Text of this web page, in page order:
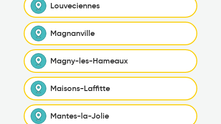
Louveciennes
Magnanville
Magny-les-Hameaux
Maisons-Laffitte
Mantes-la-Jolie